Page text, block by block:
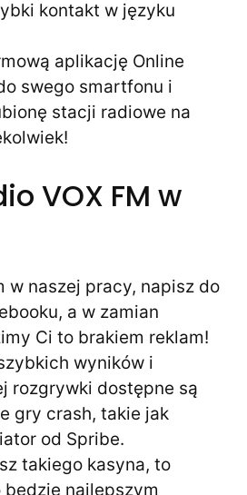
kontakt w języku
aplikację Online
swego smartfonu i
stacji radiowe na
VOX FM w
w naszej pracy, napisz do
a w zamian
Ci to brakiem reklam!
wyników i
rozgrywki dostępne są
gry crash, takie jak
od Spribe.
takiego kasyna, to
będzie najlepszym